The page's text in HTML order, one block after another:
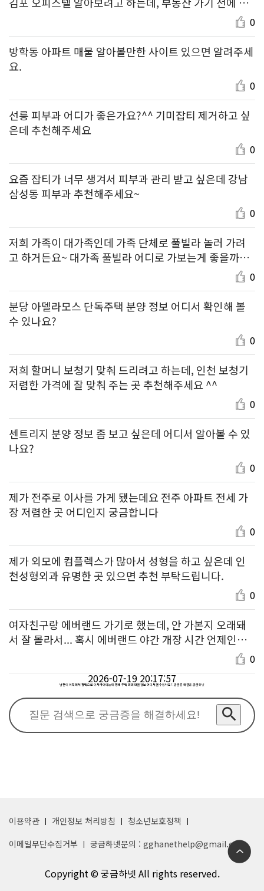
0
방학동 아파트 매물 알아볼만한 사이트 있으면 알려주세
요.
0
선릉 피부과 어디가 좋은가요?^^ 기미잡티 제거하고 싶
은데 추천해주세요
0
요즘 잡티가 너무 생겨서 피부과 관리 받고 싶은데 강남
삼성동 피부과 추천해주세요~
0
저희 가족이 대가족인데 가족 단체로 풀빌라 놀러 가려
고 하거든요~ 대가족 풀빌라 어디로 가보는게 좋을까요?
0
분당 아델라모스 단독주택 분양 정보 어디서 확인해 볼
수 있나요?
0
저희 할머니 보청기 맞춰 드리려고 하는데, 인천 보청기
저렴한 가격에 잘 맞춰 주는 곳 추천해주세요 ^^
0
센트리지 분양 정보 좀 보고 싶은데 어디서 알아볼 수 있
나요?
0
제가 전주로 이사를 가게 됐는데요 전주 아파트 전세 가
장 저렴한 곳 어디인지 궁금합니다
0
제가 외모에 컴플렉스가 많아서 성형을 하고 싶은데 인
천성형외과 유명한 곳 있으면 추천 부탁드립니다.
0
여자친구랑 에버랜드 가기로 했는데, 안 가본지 오래돼
서 잘 몰라서... 혹시 에버랜드 야간 개장 시간 언제인가
0
2026-07-19 20:17:57
남편이 이직해서 평택으로 이사가야되는데 평택 주택 매매 매물정보 어디서 볼수있나요? : 궁금증 해결은 궁금하넷
이용약관 개인정보 처리방침
청소년보호정책
이메일무단수집거부
궁금하넷문의 : gghanethelp@gmail.com
Copyright © 궁금하넷 All rights reserved.